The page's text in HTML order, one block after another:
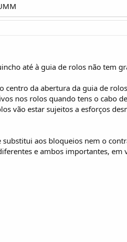
até à guia de rolos não tem
centro da abertura da guia de
nos rolos quando tens o cabo
vão estar sujeitos a esforços
aos bloqueios nem o
e ambos importantes,